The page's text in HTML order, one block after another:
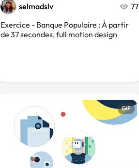
selmadslv
77
Exercice - Banque Populaire : À partir
de 37 secondes, full motion design
GIF